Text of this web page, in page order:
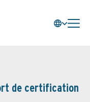
de certification